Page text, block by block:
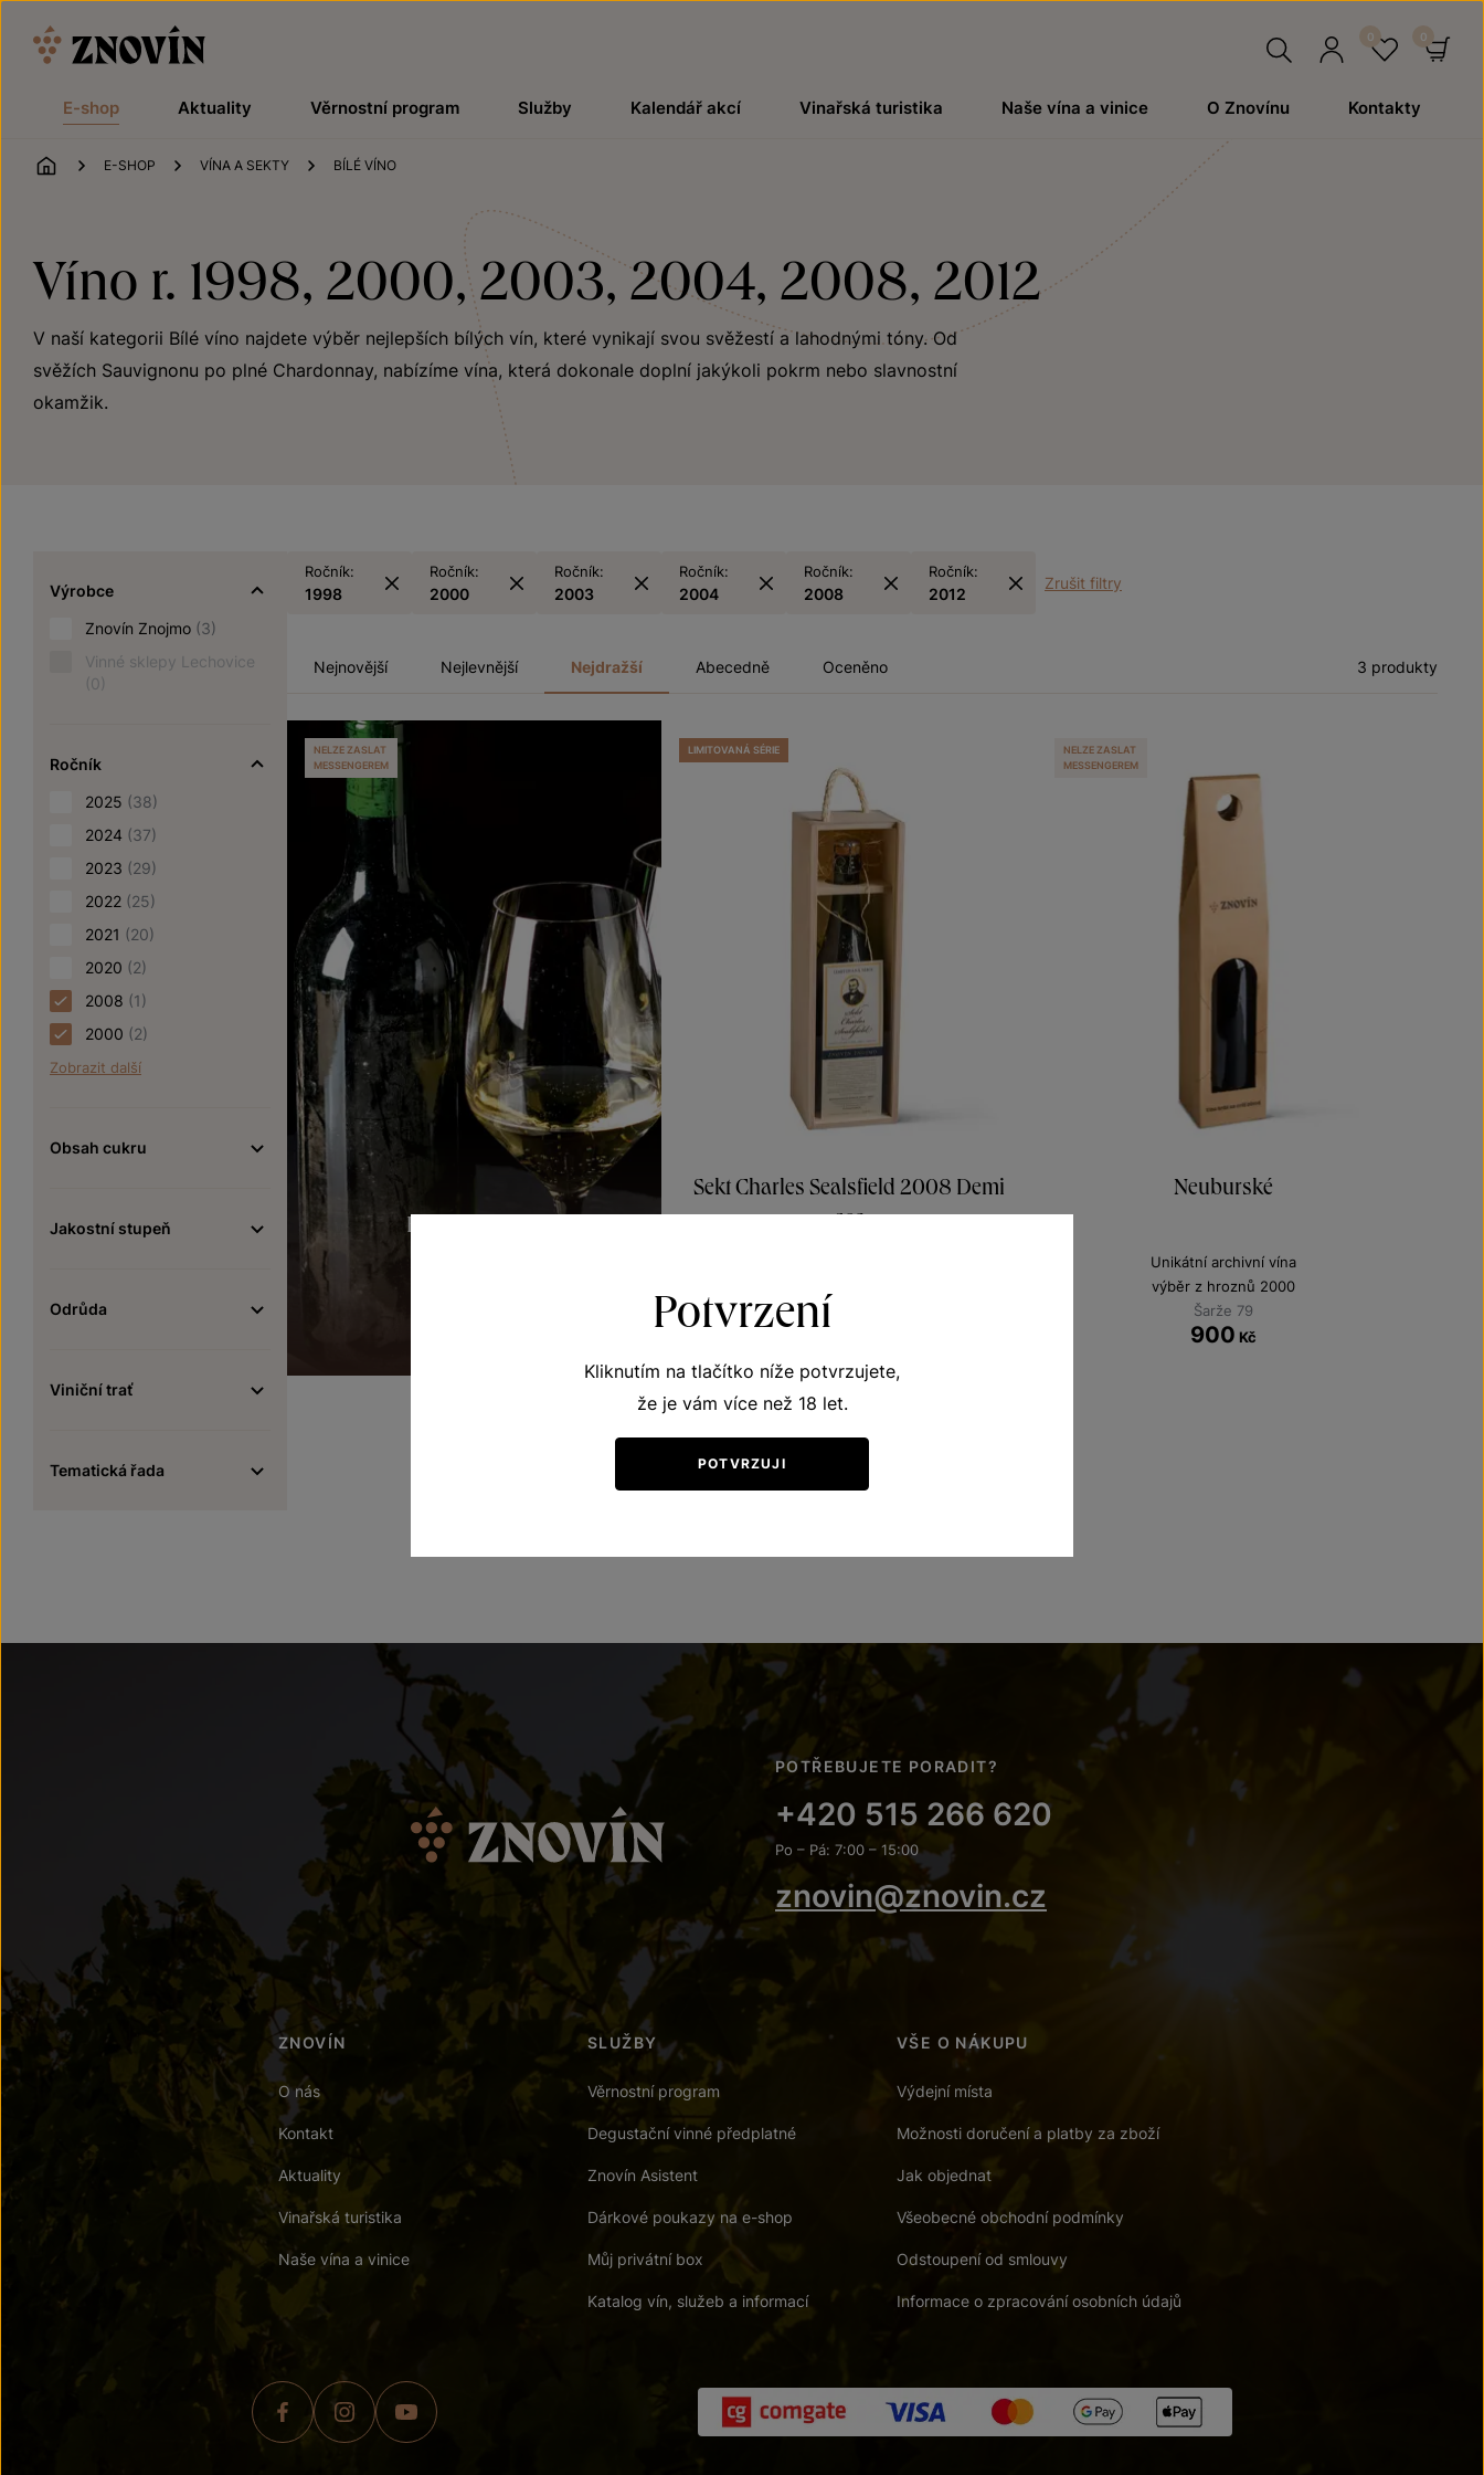
E-shop Aktuality Věrnostní program Služby Kalendář akcí Vinařská turistika Naše vína a vinice O Znovínu Kontakty
ÚVOD
E-SHOP VÍNA A SEKTY BÍLÉ VÍNO
Víno r. 1998, 2000, 2003, 2004, 2008, 2012
V naší kategorii Bílé víno najdete výběr nejlepších bílých vín, které vynikají svou svěžestí a lahodnými tóny. Od
svěžích Sauvignonu po plné Chardonnay, nabízíme vína, která dokonale doplní jakýkoli pokrm nebo slavnostní
okamžik.
Výrobce
Znovín Znojmo (3)
Vinné sklepy Lechovice
(0)
Ročník
2025 (38)
2024 (37)
2023 (29)
2022 (25)
2021 (20)
2020 (2)
2008 (1)
2000 (2)
Zobrazit další
Obsah cukru
Jakostní stupeň
Odrůda
Viniční trať
Tematická řada
Ročník:
1998
Ročník:
2000
Ročník:
2003
Ročník:
2004
Ročník:
2008
Ročník:
2012
Zrušit filtry
Nejnovější Nejlevnější Nejdražší Abecedně Oceněno 3 produkty
Ryzlink rýnský
NELZE ZASLAT
MESSENGEREM
Sekt Charles Sealsfield 2008 Demi
sec
Šarže 8118
1 800
LIMITOVANÁ SÉRIE
Neuburské
Unikátní archivní vína
výběr z hroznů 2000
Šarže 79
900 Kč
NELZE ZASLAT
MESSENGEREM
POTŘEBUJETE PORADIT?
+420 515 266 620
Po – Pá: 7:00 – 15:00
znovin@znovin.cz
ZNOVÍN
O nás
Kontakt
Aktuality
Vinařská turistika
Naše vína a vinice
SLUŽBY
Věrnostní program
Degustační vinné předplatné
Znovín Asistent
Dárkové poukazy na e-shop
Můj privátní box
Katalog vín, služeb a informací
VŠE O NÁKUPU
Výdejní místa
Možnosti doručení a platby za zboží
Jak objednat
Všeobecné obchodní podmínky
Odstoupení od smlouvy
Informace o zpracování osobních údajů
Potvrzení
Kliknutím na tlačítko níže potvrzujete,
že je vám více než 18 let.
POTVRZUJI